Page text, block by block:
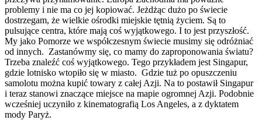
problemy i nie ma co jej kopiować. Jeżdżąc dużo po świecie
dostrzegam, że wielkie ośrodki miejskie tętnią życiem. Są to
pulsujące centra, które mają coś wyjątkowego. I to jest przyszłość.
My jako Pomorze we współczesnym świecie musimy się odróżniać
od innych. Zastanówmy się, co mamy do zaproponowania światu?
Trzeba znaleźć coś wyjątkowego. Tego przykładem jest Singapur,
gdzie lotnisko wtopiło się w miasto. Gdzie tuż po opuszczeniu
samolotu można kupić towary z całej Azji. Na to postawił Singapur
i teraz stanowi znaczące miejsce na mapie ogromnej Azji. Podobnie
wcześniej uczyniło z kinematografią Los Angeles, a z dyktatem
mody Paryż.